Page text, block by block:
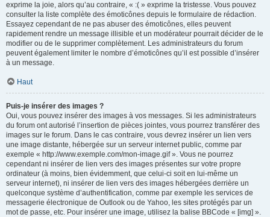
exprime la joie, alors qu’au contraire, « :( » exprime la tristesse. Vous pouvez
consulter la liste complète des émoticônes depuis le formulaire de rédaction.
Essayez cependant de ne pas abuser des émoticônes, elles peuvent
rapidement rendre un message illisible et un modérateur pourrait décider de le
modifier ou de le supprimer complètement. Les administrateurs du forum
peuvent également limiter le nombre d’émoticônes qu’il est possible d’insérer
à un message.
Haut
Puis-je insérer des images ?
Oui, vous pouvez insérer des images à vos messages. Si les administrateurs
du forum ont autorisé l’insertion de pièces jointes, vous pourrez transférer des
images sur le forum. Dans le cas contraire, vous devrez insérer un lien vers
une image distante, hébergée sur un serveur internet public, comme par
exemple « http://www.exemple.com/mon-image.gif ». Vous ne pourrez
cependant ni insérer de lien vers des images présentes sur votre propre
ordinateur (à moins, bien évidemment, que celui-ci soit en lui-même un
serveur internet), ni insérer de lien vers des images hébergées derrière un
quelconque système d’authentification, comme par exemple les services de
messagerie électronique de Outlook ou de Yahoo, les sites protégés par un
mot de passe, etc. Pour insérer une image, utilisez la balise BBCode « [img] ».